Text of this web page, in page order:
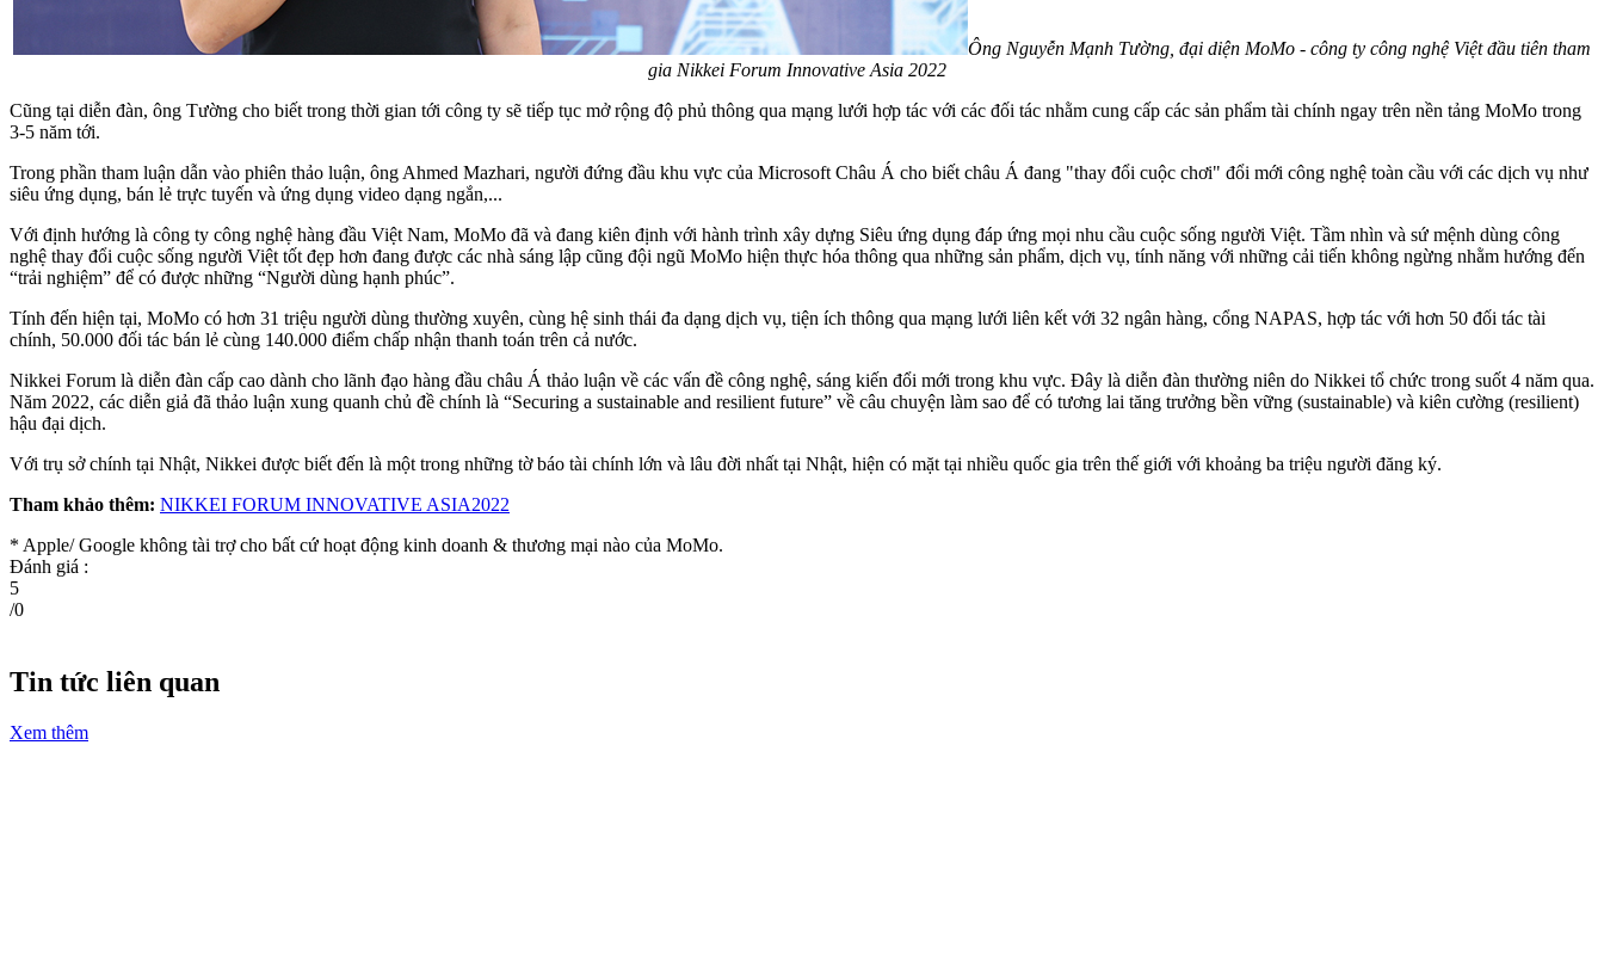
Ông Nguyễn Mạnh Tường, đại diện MoMo - công ty công nghệ Việt đầu tiên tham
gia Nikkei Forum Innovative Asia 2022
Cũng tại diễn đàn, ông Tường cho biết trong thời gian tới công ty sẽ tiếp tục mở rộng độ phủ thông qua mạng lưới hợp tác với các đối tác nhằm cung cấp các sản phẩm tài chính ngay trên nền tảng MoMo trong
3-5 năm tới.
Trong phần tham luận dẫn vào phiên thảo luận, ông Ahmed Mazhari, người đứng đầu khu vực của Microsoft Châu Á cho biết châu Á đang "thay đổi cuộc chơi" đổi mới công nghệ toàn cầu với các dịch vụ như
siêu ứng dụng, bán lẻ trực tuyến và ứng dụng video dạng ngắn,...
Với định hướng là công ty công nghệ hàng đầu Việt Nam, MoMo đã và đang kiên định với hành trình xây dựng Siêu ứng dụng đáp ứng mọi nhu cầu cuộc sống người Việt. Tầm nhìn và sứ mệnh dùng công
nghệ thay đổi cuộc sống người Việt tốt đẹp hơn đang được các nhà sáng lập cũng đội ngũ MoMo hiện thực hóa thông qua những sản phẩm, dịch vụ, tính năng với những cải tiến không ngừng nhằm hướng đến
“trải nghiệm” để có được những “Người dùng hạnh phúc”.
Tính đến hiện tại, MoMo có hơn 31 triệu người dùng thường xuyên, cùng hệ sinh thái đa dạng dịch vụ, tiện ích thông qua mạng lưới liên kết với 32 ngân hàng, cổng NAPAS, hợp tác với hơn 50 đối tác tài
chính, 50.000 đối tác bán lẻ cùng 140.000 điểm chấp nhận thanh toán trên cả nước.
Nikkei Forum là diễn đàn cấp cao dành cho lãnh đạo hàng đầu châu Á thảo luận về các vấn đề công nghệ, sáng kiến đổi mới trong khu vực. Đây là diễn đàn thường niên do Nikkei tổ chức trong suốt 4 năm qua.
Năm 2022, các diễn giả đã thảo luận xung quanh chủ đề chính là “Securing a sustainable and resilient future” về câu chuyện làm sao để có tương lai tăng trưởng bền vững (sustainable) và kiên cường (resilient)
hậu đại dịch.
Với trụ sở chính tại Nhật, Nikkei được biết đến là một trong những tờ báo tài chính lớn và lâu đời nhất tại Nhật, hiện có mặt tại nhiều quốc gia trên thế giới với khoảng ba triệu người đăng ký.
Tham khảo thêm: NIKKEI FORUM INNOVATIVE ASIA2022
* Apple/ Google không tài trợ cho bất cứ hoạt động kinh doanh & thương mại nào của MoMo.
Đánh giá :
5
/0
Tin tức liên quan
Xem thêm